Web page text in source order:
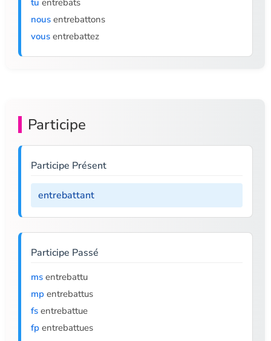
tu entrebats
nous entrebattons
vous entrebattez
Participe
Participe Présent
entrebattant
Participe Passé
ms entrebattu
mp entrebattus
fs entrebattue
fp entrebattues